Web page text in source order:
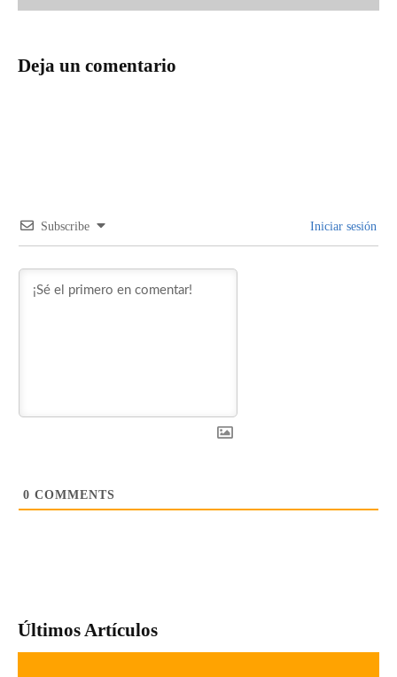
Deja un comentario
Subscribe Iniciar sesión
0 COMMENTS
Últimos Artículos